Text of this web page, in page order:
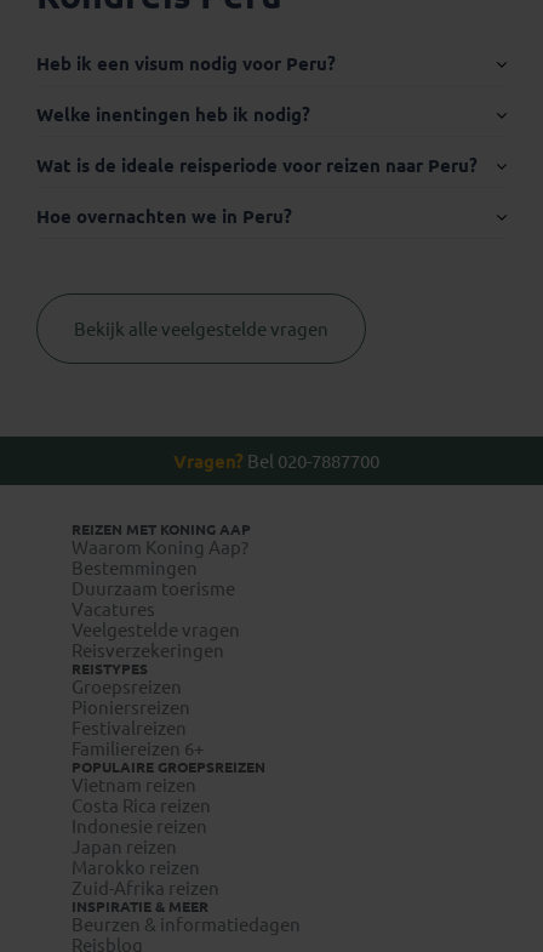
Heb ik een visum nodig voor Peru?
Internationaal paspoort:
Visum:
legalisatie.nl/koningaap-nl
legalisatie.nl/koningaap-be
Reizigers die niet beschikken over de Nederlandse of
Belgische nationaliteit, dienen zelf contact op te nemen
Welke inentingen heb ik nodig?
Thuisvaccinatie.nl
www.wanda.be
Wat is de ideale reisperiode voor reizen naar Peru?
Hoe overnachten we in Peru?
Bekijk alle veelgestelde vragen
Vragen? Bel 020-7887700
REIZEN MET KONING AAP
Waarom Koning Aap?
Bestemmingen
Duurzaam toerisme
Vacatures
Veelgestelde vragen
Reisverzekeringen
REISTYPES
Groepsreizen
Pioniersreizen
Festivalreizen
Familiereizen 6+
POPULAIRE GROEPSREIZEN
Vietnam reizen
Costa Rica reizen
Indonesie reizen
Japan reizen
Marokko reizen
Zuid-Afrika reizen
INSPIRATIE & MEER
Beurzen & informatiedagen
Reisblog